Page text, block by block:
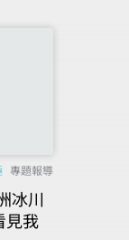
專題報導
冰川
見我